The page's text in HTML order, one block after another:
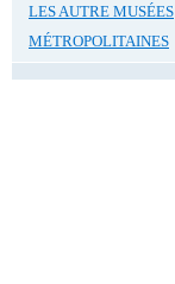
LES AUTRE MUSÉES
MÉTROPOLITAINES